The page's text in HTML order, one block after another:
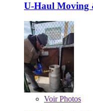
U-Haul Moving
VoirPhotos